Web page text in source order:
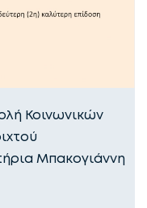
Κοινωνικών
Μπακογιάννη